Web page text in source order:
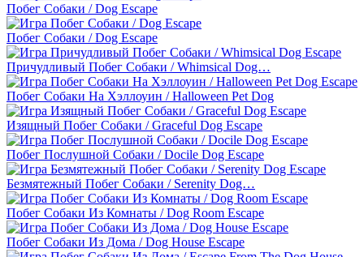
Побег Собаки / Dog Escape
Побег Собаки / Dog Escape
Причудливый Побег Собаки / Whimsical Dog…
Побег Собаки На Хэллоуин / Halloween Pet Dog
Изящный Побег Собаки / Graceful Dog Escape
Побег Послушной Собаки / Docile Dog Escape
Безмятежный Побег Собаки / Serenity Dog…
Побег Собаки Из Комнаты / Dog Room Escape
Побег Собаки Из Дома / Dog House Escape